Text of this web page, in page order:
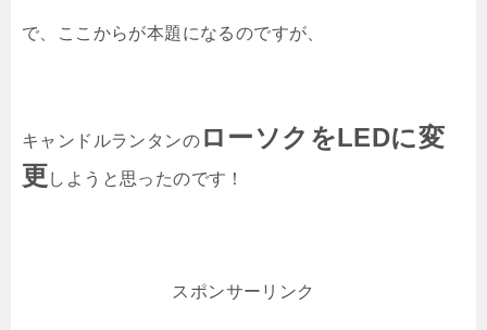
で、ここからが本題になるのですが、
キャンドルランタンの ローソクをLEDに変
更しようと思ったのです！
スポンサーリンク